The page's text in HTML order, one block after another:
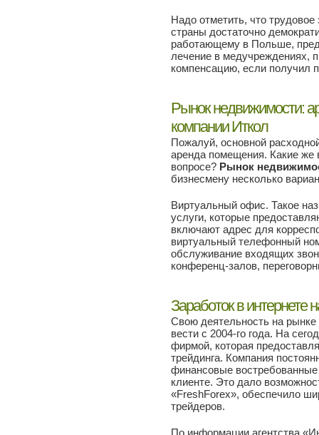
Надо отметить, что трудовое
страны достаточно
работающему в Польше,
лечение в медучреждениях,
компенсацию, если получил
Рынок недвижимости:
компании Иткол
Пожалуй, основной
аренда помещения. Какие же
вопросе? Рынок
бизнесмену несколько
Виртуальный офис. Такое
услуги, которые
включают адрес для
виртуальный телефонный
обслуживание входящих
конференц-залов,
Заработок в интернете
Свою деятельность на
вести с 2004-го года. На
фирмой, которая
трейдинга. Компания
финансовые
клиенте. Это дало
«FreshForex», обеспечило
трейдеров.
По информации агентства